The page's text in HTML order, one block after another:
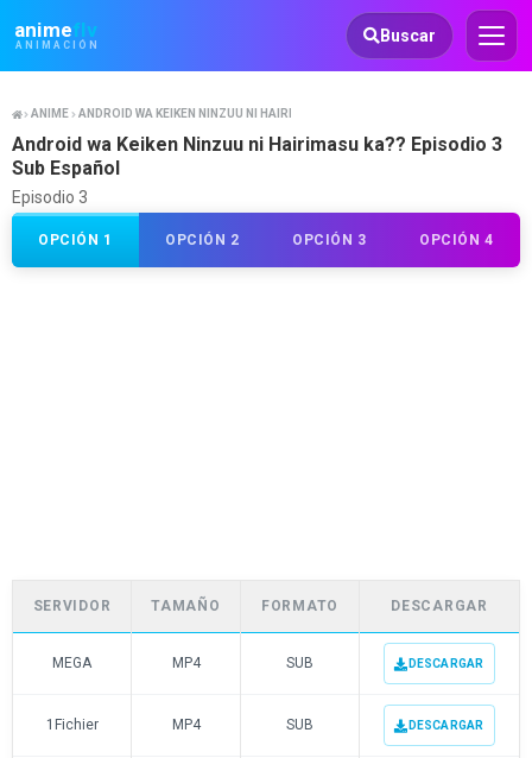
animeflv
ANIMACIÓN
Animeflv Buscar
ANIME ANDROID WA KEIKEN NINZUU NI HAIRIMASU KA??
Android wa Keiken Ninzuu ni Hairimasu ka?? Episodio 3
Sub Español
Episodio 3
OPCIÓN 1 OPCIÓN 2 OPCIÓN 3 OPCIÓN 4
SERVIDOR TAMAÑO FORMATO DESCARGAR
MEGA MP4 SUB DESCARGAR
1Fichier MP4 SUB DESCARGAR